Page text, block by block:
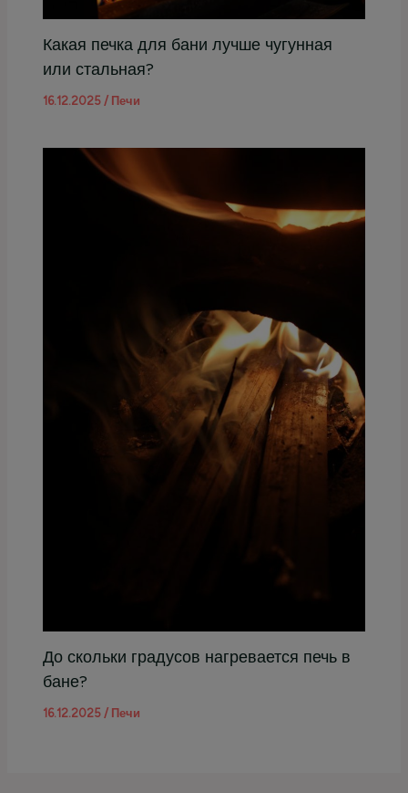
Какая печка для бани лучше чугунная
или стальная?
16.12.2025/ Печи
До скольки градусов нагревается печь в
бане?
16.12.2025/ Печи